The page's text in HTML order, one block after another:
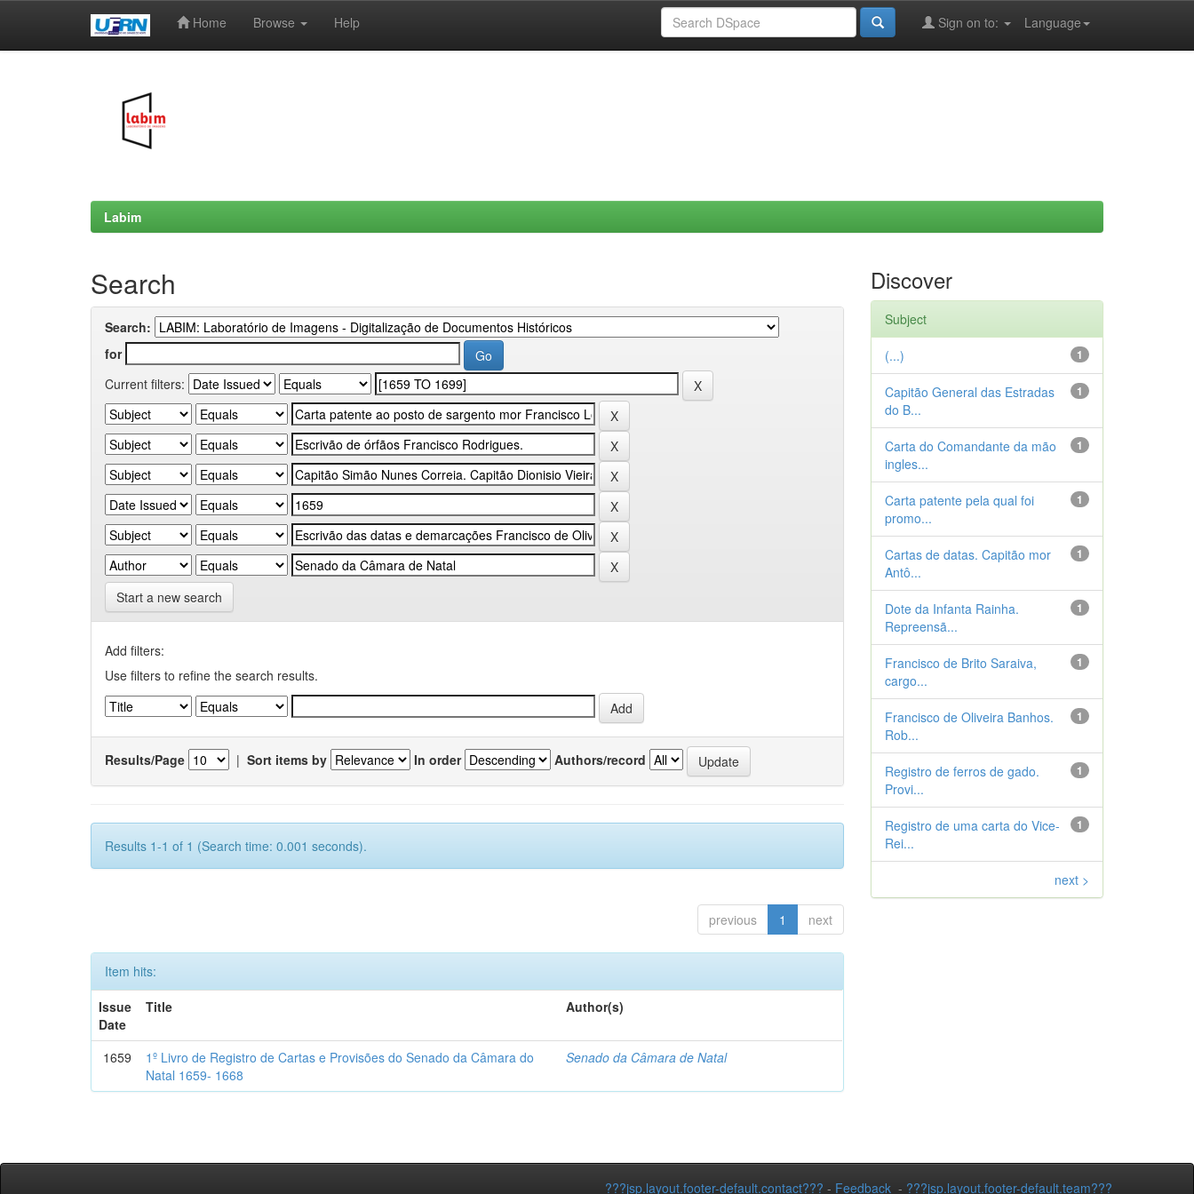
Home Browse Help Language
Sign on to:
Labim
Search
Search:
for
Current filters:
Start a new search
Add filters:
Use filters to refine the search results.
Results/Page | Sort items by In order Authors/record
Results 1-1 of 1 (Search time: 0.001 seconds).
previous 1 next
Item hits:
Issue
Date
Title Author(s)
1659
1º Livro de Registro de Cartas e Provisões do Senado da Câmara do
Natal 1659- 1668
Senado da Câmara de Natal
Discover
Subject
1
(...)
1
Capitão General das Estradas
do B...
1
Carta do Comandante da mão
ingles...
1
Carta patente pela qual foi
promo...
1
Cartas de datas. Capitão mor
Antô...
1
Dote da Infanta Rainha.
Repreensã...
1
Francisco de Brito Saraiva,
cargo...
1
Francisco de Oliveira Banhos.
Rob...
1
Registro de ferros de gado.
Provi...
1
Registro de uma carta do Vice-
Rei...
next >
???jsp.layout.footer-default.contact??? - Feedback - ???jsp.layout.footer-default.team???